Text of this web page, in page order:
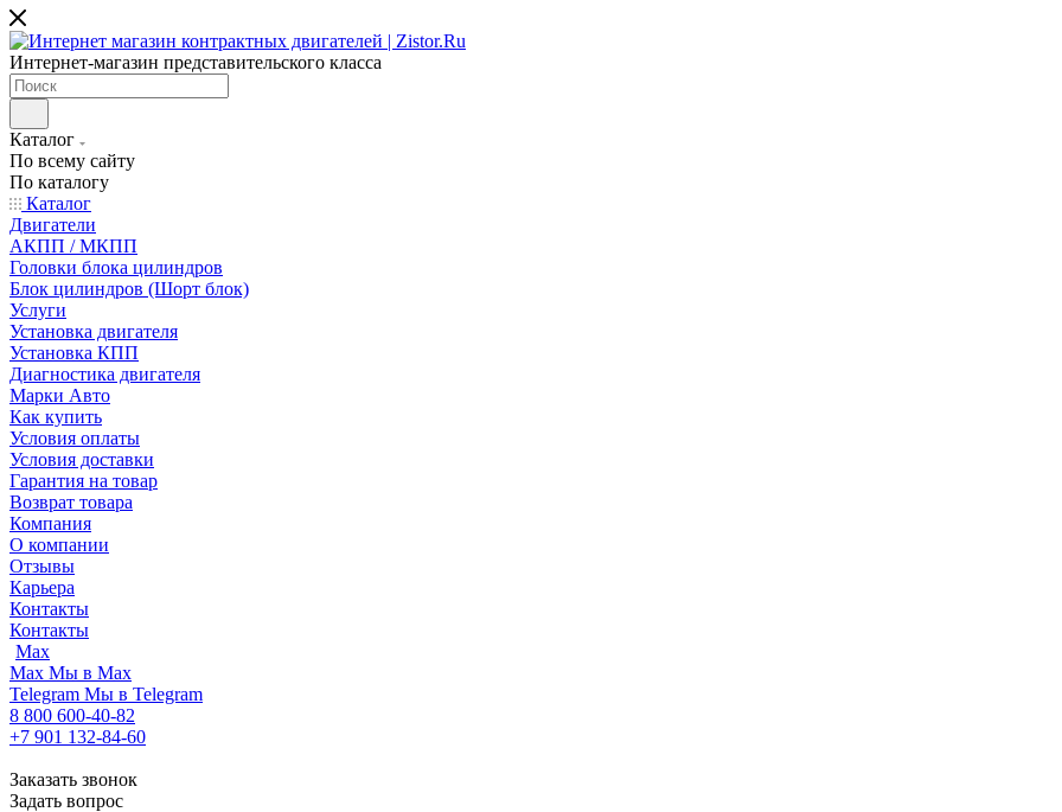
Интернет-магазин представительского класса
Каталог
По всему сайту
По каталогу
Каталог
Двигатели
АКПП / МКПП
Головки блока цилиндров
Блок цилиндров (Шорт блок)
Услуги
Установка двигателя
Установка КПП
Диагностика двигателя
Марки Авто
Как купить
Условия оплаты
Условия доставки
Гарантия на товар
Возврат товара
Компания
О компании
Отзывы
Карьера
Контакты
Контакты
Max
Max Мы в Max
Telegram Мы в Telegram
8 800 600-40-82
+7 901 132-84-60
Заказать звонок
Задать вопрос